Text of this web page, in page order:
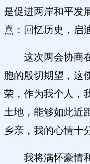
是促进两岸和平发
熹：回忆历史，启
这次两会协商在
胞的殷切期望，这
荣，作为我个人，
土地，能够如此近
乡亲，我的心情十
我将满怀豪情和